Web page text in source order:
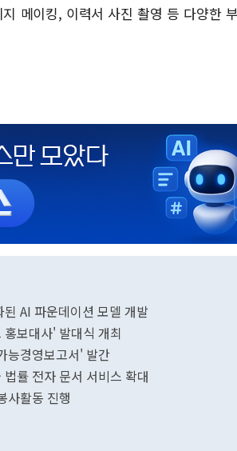
메이킹, 이력서 사진 촬영 등 다양한
AI 파운데이션 모델 개발
보대사' 발대식 개최
능경영보고서' 발간
률 전자 문서 서비스 확대
사활동 진행